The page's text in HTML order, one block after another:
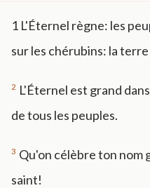
nt faith
1 L'Éternel règne: les
sur les chérubins: la
2 L'Éternel est grand
de tous les peuples.
3 Qu'on célèbre ton nom
saint!